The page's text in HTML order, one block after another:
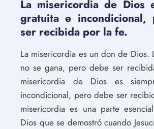
La misericordia de Dios
gratuita e incondicional,
ser recibida por la fe.
La misericordia es un don de Dios.
no se gana, pero debe ser
misericordia de Dios es
incondicional, pero debe ser
misericordia es una parte
Dios que se demostró cuando